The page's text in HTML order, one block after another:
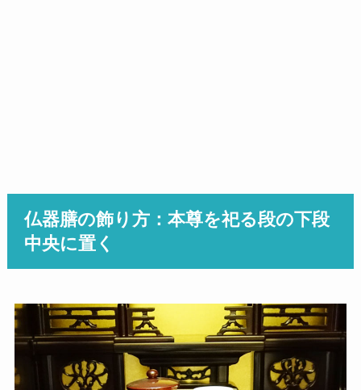
仏器膳の飾り方：本尊を祀る段の下段
中央に置く